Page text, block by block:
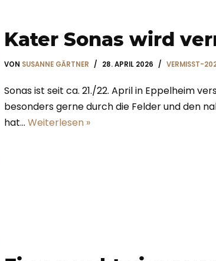
Kater Sonas wird
VON SUSANNE GÄRTNER 28. APRIL 2026 VERMISST-
Sonas ist seit ca. 21./22. April in Eppelheim
besonders gerne durch die Felder und den
hat… Weiterlesen »